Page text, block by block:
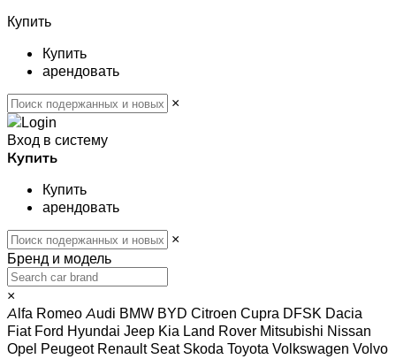
Купить
Купить
арендовать
×
Вход в систему
Купить
Купить
арендовать
×
Бренд и модель
×
Alfa RomeoAudi BMW BYD Citroen Cupra DFSK Dacia
Fiat Ford Hyundai Jeep Kia Land Rover Mitsubishi Nissan
Opel Peugeot Renault Seat Skoda Toyota Volkswagen Volvo